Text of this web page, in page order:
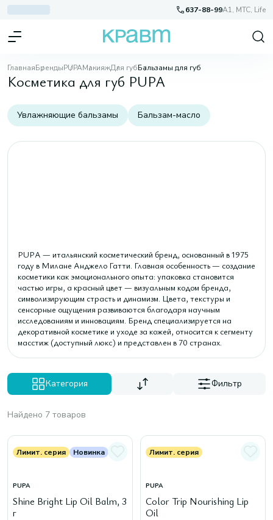
637-88-99A1, МТС, Life
ГлавнаяБрендыPUPAМакияжДля губБальзамы для губ
Косметика для губ PUPA
Увлажняющие бальзамы Бальзам-масло
PUPA — итальянский косметический бренд, основанный в 1975
году в Милане Анджело Гатти. Главная особенность — создание
косметики как эмоционального опыта: упаковка становится
частью игры, а красный цвет — визуальным кодом бренда,
символизирующим страсть и динамизм. Цвета, текстуры и
сенсорные ощущения развиваются благодаря научным
исследованиям и инновациям. Бренд специализируется на
декоративной косметике и уходе за кожей, относится к сегменту
масстиж (доступный люкс) и представлен в 70 странах.
Категория Фильтр
Найдено 7 товаров
Лимит. серия Новинка
PUPA
Shine Bright Lip Oil Balm, 3
г
Лимит. серия
PUPA
Color Trip Nourishing Lip
Oil